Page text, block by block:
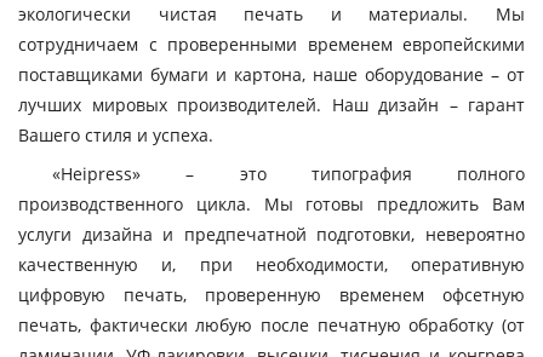
экологически чистая печать и материалы. Мы
сотрудничаем с проверенными временем европейскими
поставщиками бумаги и картона, наше оборудование – от
лучших мировых производителей. Наш дизайн – гарант
Вашего стиля и успеха.
«Heipress» – это типография полного
производственного цикла. Мы готовы предложить Вам
услуги дизайна и предпечатной подготовки, невероятно
качественную и, при необходимости, оперативную
цифровую печать, проверенную временем офсетную
печать, фактически любую после печатную обработку (от